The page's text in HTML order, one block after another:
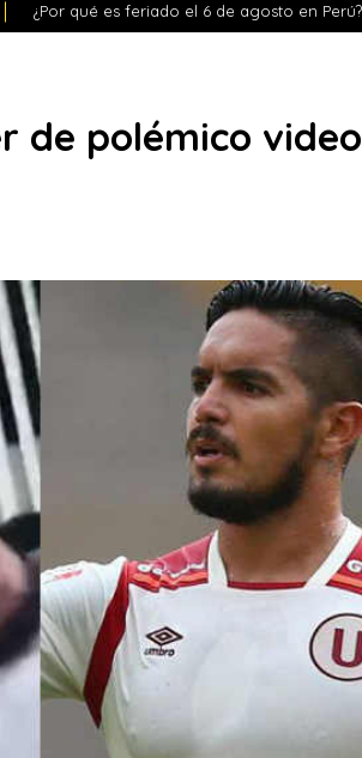
¿Por qué es feriado el 6 de agosto en
de polémico